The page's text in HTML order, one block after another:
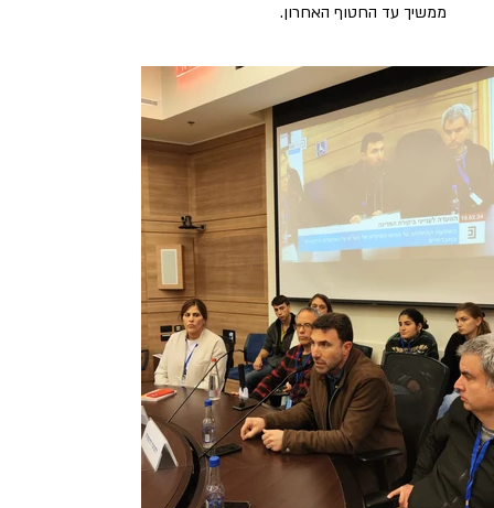
ממשיך עד החטוף האחרון.